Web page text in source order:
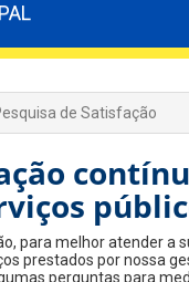
de Satisfação
para melhor atender a
prestados por nossa
perguntas para